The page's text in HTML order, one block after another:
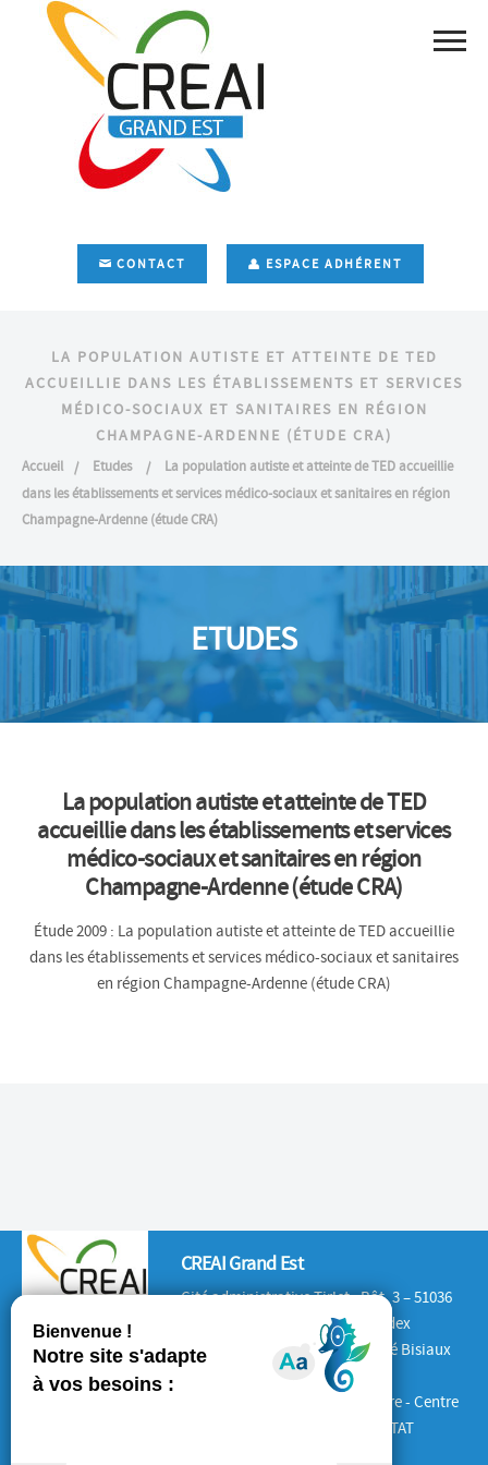
CONTACT ESPACE ADHÉRENT
LA POPULATION AUTISTE ET ATTEINTE DE TED
ACCUEILLIE DANS LES ÉTABLISSEMENTS ET SERVICES
MÉDICO-SOCIAUX ET SANITAIRES EN RÉGION
CHAMPAGNE-ARDENNE (ÉTUDE CRA)
Accueil Etudes
La population autiste et atteinte de TED accueillie
dans les établissements et services médico-sociaux et sanitaires en région
Champagne-Ardenne (étude CRA)
ETUDES
La population autiste et atteinte de TED
accueillie dans les établissements et services
médico-sociaux et sanitaires en région
Champagne-Ardenne (étude CRA)
Étude 2009 : La population autiste et atteinte de TED accueillie
dans les établissements et services médico-sociaux et sanitaires
en région Champagne-Ardenne (étude CRA)
CREAI Grand Est
Cité administrative Tirlet : Bât. 3 – 51036
CHALONS-EN-CHAMPAGNE Cedex
Antenne Lorraine : 132 rue André Bisiaux
54320 Maxéville
Antenne Alsace : Place de la Gare - Centre
d'Affaires le 1840 – 67600 SELESTAT